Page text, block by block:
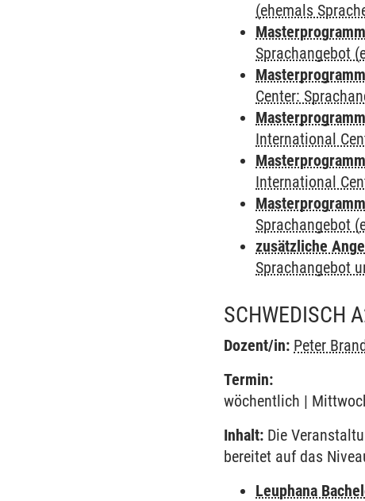
(ehemals
Sprachangebot
Center:
International
International
Sprachangebot
zusätzliche
Sprachangebot
SCHWEDISCH
Dozent/in: Peter
Termin:
wöchentlich |
Inhalt: Die
bereitet auf das
Leuphana